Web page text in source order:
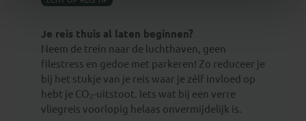
Je reis thuis al laten beginnen?
Neem de trein naar de luchthaven, geen
filestress en gedoe met parkeren! Zo reduceer je
bij het stukje van je reis waar je zélf invloed op
hebt je CO₂-uitstoot. Iets wat bij een verre
vliegreis voorlopig helaas onvermijdelijk is.